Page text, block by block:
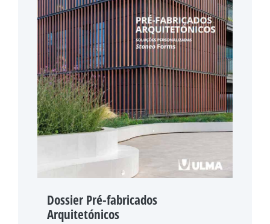
Dossier Pré-fabricados
Arquitetónicos